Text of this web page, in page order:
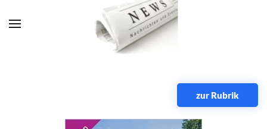
Zum Hauptinhalt springen
zur Rubrik